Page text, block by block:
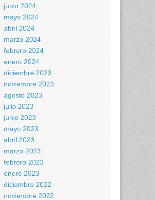
junio 2024
mayo 2024
abril 2024
marzo 2024
febrero 2024
enero 2024
diciembre 2023
noviembre 2023
agosto 2023
julio 2023
junio 2023
mayo 2023
abril 2023
marzo 2023
febrero 2023
enero 2023
diciembre 2022
noviembre 2022